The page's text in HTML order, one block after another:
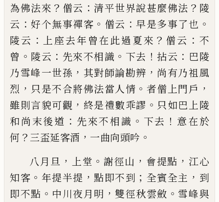
為佛法來 ？ 僧云 ： 清平世界說甚麼佛法 ？ 陵
云 ：好个無事禪客 。 僧云 ：早是多事了也 。
陵云 ： 上座去年曾在此過夏來 ？ 僧云 ： 不
曾 。 陵云 ： 先來不相識 。 下去 ！拈云 ： 巴陵
乃雪峰一世孫 ， 其對師論勘辨 ， 尚有乃祖風
烈 ， 只是不合將佛法當人情 。 者僧上門戶 ，
雖則言貌可觀 ， 終是禮數乖謬 。 只如巴 上陵
和尚末後道 ： 先來不相識 。 下去 ！ 意在於
何 ？ 三盃延客酒 ， 一曲向頭吟 。
八月旦 ， 上堂 。謝徑山 ， 會提點 ， 江心
知客 。 年提半提 ，點即不到 ； 全賓全主 ， 到
即不點 。 中川夜月明 ， 雙徑秋雲斂 。 雪峰與